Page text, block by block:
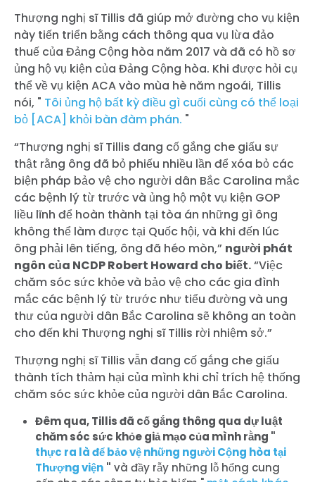
Thượng nghị sĩ Tillis đã giúp mở đường cho vụ kiện
này tiến triển bằng cách thông qua vụ lừa đảo
thuế của Đảng Cộng hòa năm 2017 và đã có hồ sơ
ủng hộ vụ kiện của Đảng Cộng hòa. Khi được hỏi cụ
thể về vụ kiện ACA vào mùa hè năm ngoái, Tillis
nói, " Tôi ủng hộ bất kỳ điều gì cuối cùng có thể loại
bỏ [ACA] khỏi bàn đàm phán. "
“Thượng nghị sĩ Tillis đang cố gắng che giấu sự
thật rằng ông đã bỏ phiếu nhiều lần để xóa bỏ các
biện pháp bảo vệ cho người dân Bắc Carolina mắc
các bệnh lý từ trước và ủng hộ một vụ kiện GOP
liều lĩnh để hoàn thành tại tòa án những gì ông
không thể làm được tại Quốc hội, và khi đến lúc
ông phải lên tiếng, ông đã héo mòn,” người phát
ngôn của NCDP Robert Howard cho biết.“Việc
chăm sóc sức khỏe và bảo vệ cho các gia đình
mắc các bệnh lý từ trước như tiểu đường và ung
thư của người dân Bắc Carolina sẽ không an toàn
cho đến khi Thượng nghị sĩ Tillis rời nhiệm sở.”
Thượng nghị sĩ Tillis vẫn đang cố gắng che giấu
thành tích thảm hại của mình khi chỉ trích hệ thống
chăm sóc sức khỏe của người dân Bắc Carolina.
Đêm qua, Tillis đã cố gắng thông qua dự luật
chăm sóc sức khỏe giả mạo của mình rằng "
thực ra là để bảo vệ những người Cộng hòa tại
Thượng viện " và đầy rẫy những lỗ hổng cung